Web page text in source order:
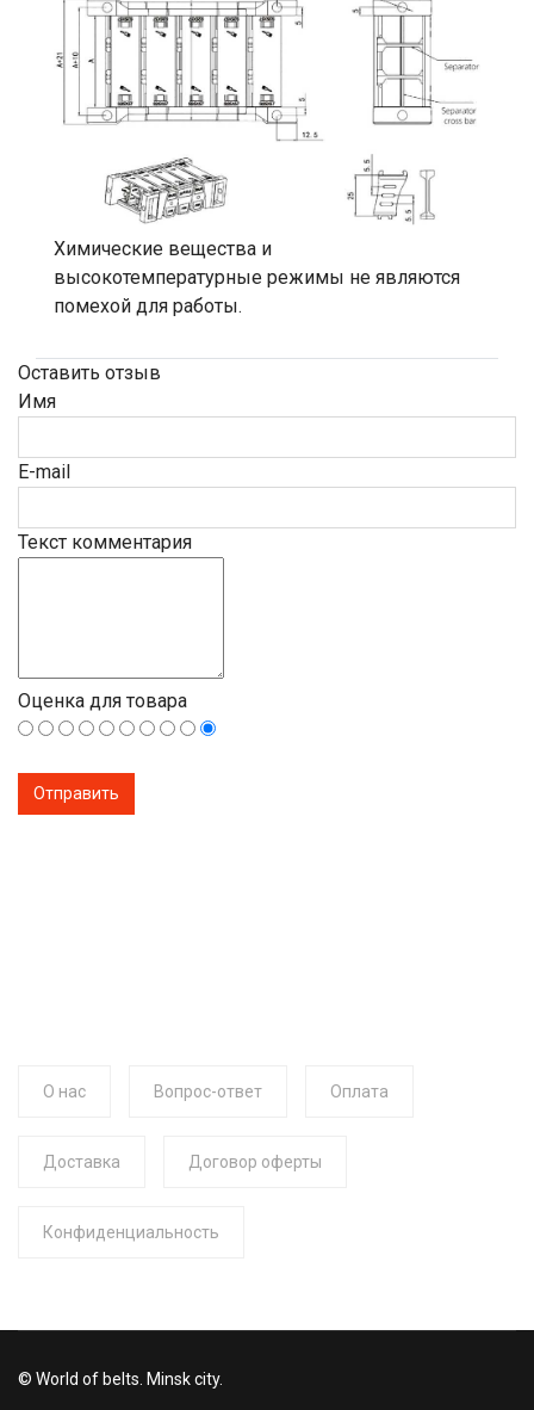
Химические вещества и
высокотемпературные режимы не являются
помехой для работы.
Оставить отзыв
Имя
E-mail
Текст комментария
Оценка для товара
О нас Вопрос-ответ Оплата
Доставка Договор оферты
Конфиденциальность
© World of belts. Minsk city.